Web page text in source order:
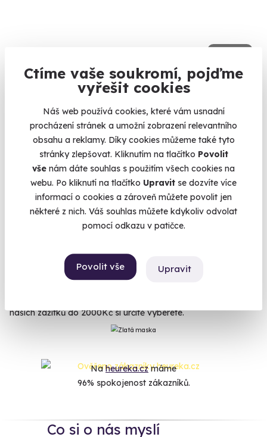
Ctíme vaše soukromí, pojďme
vyřešit cookies
Náš web používá cookies, které vám usnadní
procházení stránek a umožní zobrazení relevantního
obsahu a reklamy. Díky cookies můžeme také tyto
stránky zlepšovat. Kliknutím na tlačítko Povolit
vše nám dáte souhlas s použitím všech cookies na
webu. Po kliknutí na tlačítko Upravit se dozvíte více
informací o cookies a zároveň můžete povolit jen
některé z nich. Váš souhlas můžete kdykoliv odvolat
pomocí odkazu v patičce.
Povolit vše Upravit
Zážitková střelba: Malorážky - 9 zbraní
Velká Bíteš (okres Žďár nad Sázavou)
(+ 27 dalších lokalit)
1 799 Kč
Zobrazit zážitky na mapě
můžete vybírat z několika desítek nezapomenutelných dárků -
zážitků. Ať už je to skvělý Flyboarding, sen všech surfařů
Hoverboard, simulátor Boeingu 737 nebo Královská
našich zážitků do 2000Kč si určitě vyberete.
Naheureka.czmáme
96% spokojenost zákazníků.
Co si o nás myslí